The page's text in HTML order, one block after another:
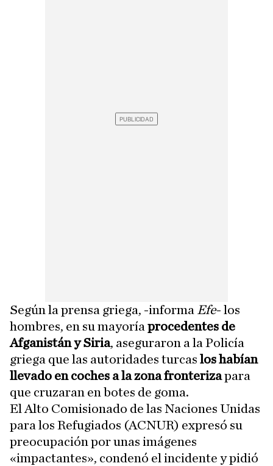
Según la prensa griega, -informa Efe- los
hombres, en su mayoría procedentes de
Afganistán y Siria, aseguraron a la Policía
griega que las autoridades turcas los habían
llevado en coches a la zona fronterizapara
que cruzaran en botes de goma.
El Alto Comisionado de las Naciones Unidas
para los Refugiados (ACNUR) expresó su
preocupación por unas imágenes
«impactantes», condenó el incidente y pidió